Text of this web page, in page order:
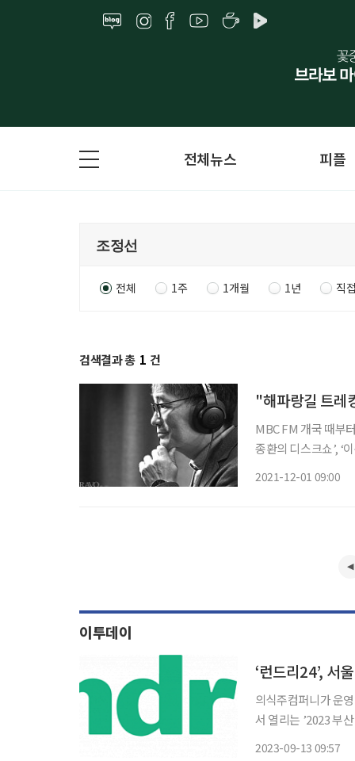
전체뉴스 피플
전체 1주 1개월 1년 직
검색결과 총 1 건
"해파랑길 트레
MBC FM 개국 때부
종환의 디스크쇼’, ‘
2021-12-01 09:00
이투데이
의식주컴퍼니가 운
서 열리는 ’2023 부
2023-09-13 09:57